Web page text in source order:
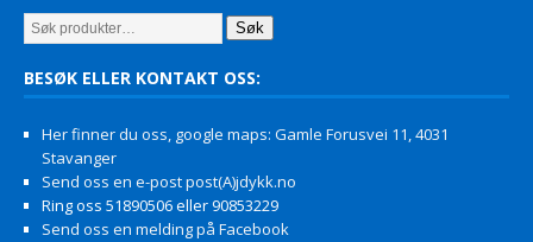
Søk
BESØK ELLER KONTAKT OSS:
Her finner du oss, google maps: Gamle Forusvei 11, 4031
Stavanger
Send oss en e-post post(A)jdykk.no
Ring oss 51890506 eller 90853229
Send oss en melding på Facebook